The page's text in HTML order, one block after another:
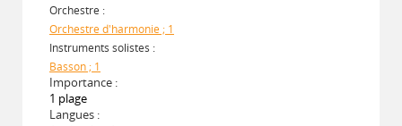
Orchestre :
Orchestre d'harmonie ; 1
Instruments solistes :
Basson ; 1
Importance :
1 plage
Langues :